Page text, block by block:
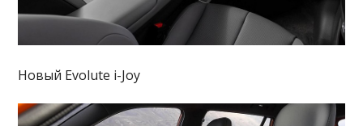
Новый Evolute i-Joy